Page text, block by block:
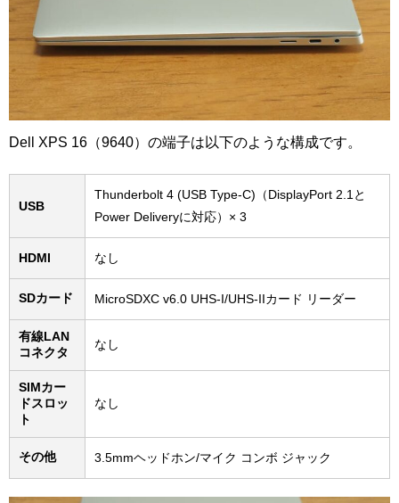
Dell XPS 16（9640）の端子は以下のような構成です。
USB
Thunderbolt 4 (USB Type-C)（DisplayPort 2.1と
Power Deliveryに対応）× 3
HDMI なし
SDカード MicroSDXC v6.0 UHS-I/UHS-IIカード リーダー
有線LAN
コネクタ
なし
SIMカー
ドスロッ
ト
なし
その他 3.5mmヘッドホン/マイク コンボ ジャック